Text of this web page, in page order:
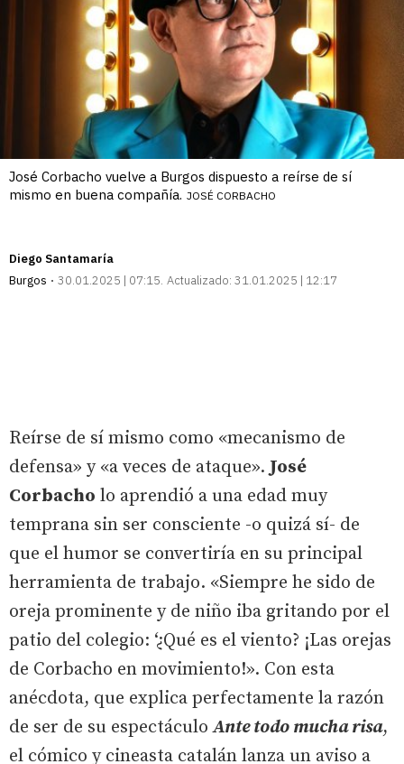
José Corbacho vuelve a Burgos dispuesto a reírse de sí
mismo en buena compañía. JOSÉ CORBACHO
Diego Santamaría
Burgos
30.01.2025 | 07:15 Actualizado: 31.01.2025 | 12:17
Reírse de sí mismo como «mecanismo de
defensa» y «a veces de ataque». José
Corbacho lo aprendió a una edad muy
temprana sin ser consciente -o quizá sí- de
que el humor se convertiría en su principal
herramienta de trabajo. «Siempre he sido de
oreja prominente y de niño iba gritando por el
patio del colegio: ‘¿Qué es el viento? ¡Las orejas
de Corbacho en movimiento!». Con esta
anécdota, que explica perfectamente la razón
de ser de su espectáculoAnte todo mucha risa,
el cómico y cineasta catalán lanza un aviso a